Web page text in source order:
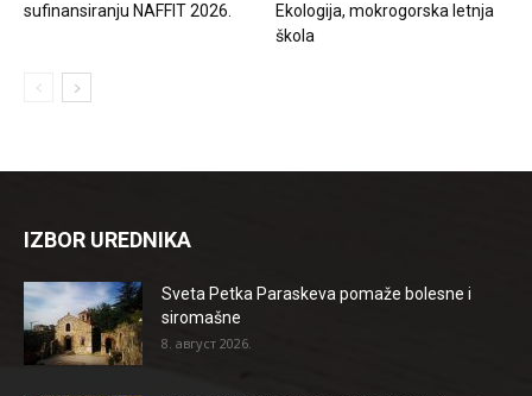
sufinansiranju NAFFIT 2026.
Ekologija, mokrogorska letnja
škola
IZBOR UREDNIKA
Sveta Petka Paraskeva pomaže bolesne i
siromašne
8. август 2026.